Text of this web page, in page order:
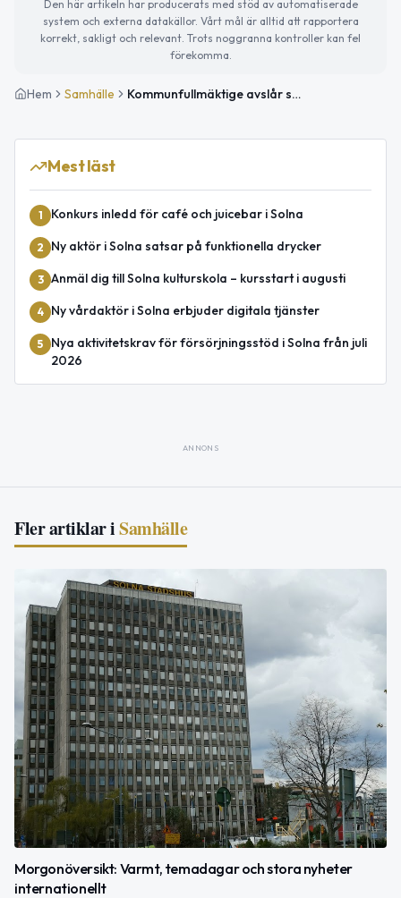
Den här artikeln har producerats med stöd av automatiserade
system och externa datakällor. Vårt mål är alltid att rapportera
korrekt, sakligt och relevant. Trots noggranna kontroller kan fel
förekomma.
Hem Samhälle Kommunfullmäktige avslår språkförskola i Solna
Mest läst
1 Konkurs inledd för café och juicebar i Solna
2 Ny aktör i Solna satsar på funktionella drycker
3 Anmäl dig till Solna kulturskola – kursstart i augusti
4 Ny vårdaktör i Solna erbjuder digitala tjänster
5
Nya aktivitetskrav för försörjningsstöd i Solna från juli
2026
ANNONS
Fler artiklar iSamhälle
Morgonöversikt: Varmt, temadagar och stora nyheter
internationellt